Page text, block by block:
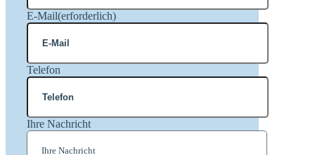
E-Mail(erforderlich)
Telefon
Ihre Nachricht